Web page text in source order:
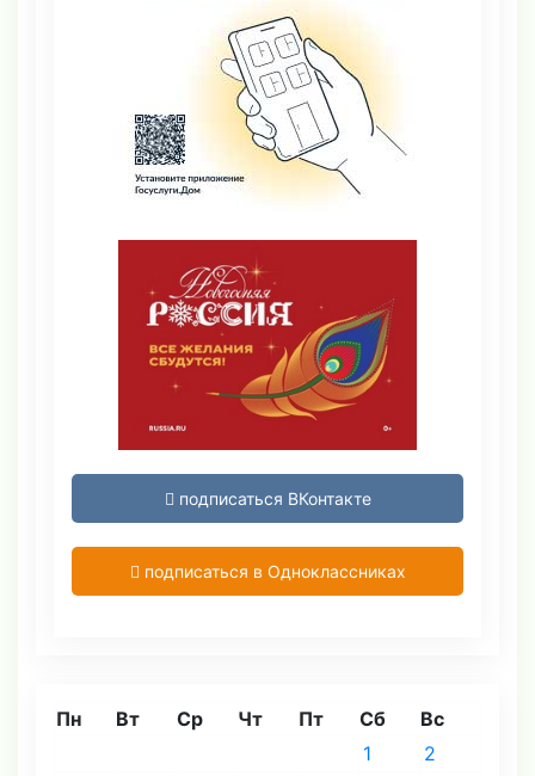
подписаться ВКонтакте
подписаться в Одноклассниках
Пн Вт Ср Чт Пт Сб Вс
1
2